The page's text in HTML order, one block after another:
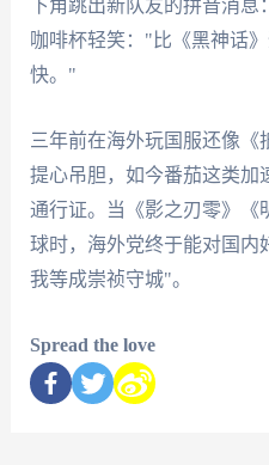
下角跳出新队友的拼音消
咖啡杯轻笑："比《黑神话
快。"
三年前在海外玩国服还像《
提心吊胆，如今番茄这类加
通行证。当《影之刃零》《
球时，海外党终于能对国内
我等成崇祯守城"。
Spread the love